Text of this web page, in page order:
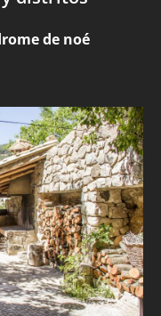
de noé